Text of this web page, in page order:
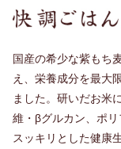
国産の希少な紫もち
え、栄養成分を最大
ました。研いだお米
維・βグルカン、ポリ
スッキリとした健康